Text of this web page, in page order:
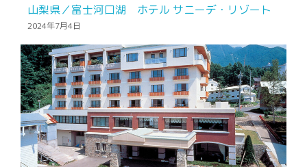
山梨県／富士河口湖 ホテル サニーデ・リゾート
2024年7月4日